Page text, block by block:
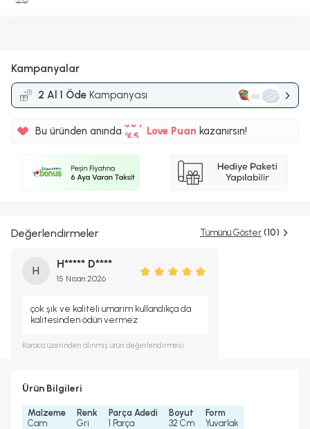
Kampanyalar
2 Al 1 Öde Kampanyası
Bu üründen anında
%5
%5Love Puankazanırsın!
Değerlendirmeler Tümünü Göster (10)
H
H***** D****
15 Nisan 2026
çok şık ve kaliteli umarım kullandıkça da
kalitesinden ödün vermez
Karaca üzerinden alınmış ürün değerlendirmesi.
Ürün Bilgileri
Malzeme
Cam
Renk
Gri
Parça Adedi
1 Parça
Boyut
32 Cm
Form
Yuvarlak